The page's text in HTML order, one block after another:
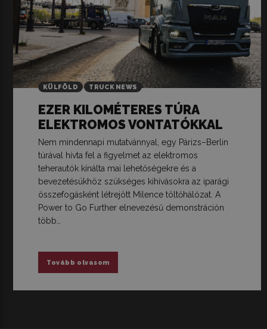
KÜLFÖLD TRUCK NEWS
EZER KILOMÉTERES TÚRA
ELEKTROMOS VONTATÓKKAL
Nem mindennapi mutatvánnyal, egy Párizs–Berlin
túrával hívta fel a figyelmet az elektromos
teherautók kínálta mai lehetőségekre és a
bevezetésükhöz szükséges kihívásokra az iparági
összefogásként létrejött Milence töltőhálózat. A
Power to Go Further elnevezésű demonstráción
több…
Tovább olvasom